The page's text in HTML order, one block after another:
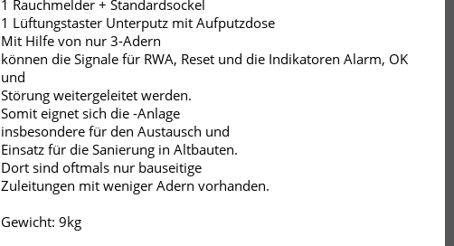
1 Rauchmelder + Standardsockel
1 Lüftungstaster Unterputz mit Aufputzdose
Mit Hilfe von nur 3-Adern
können die Signale für RWA, Reset und die Indikatoren Alarm, OK
und
Störung weitergeleitet werden.
Somit eignet sich die -Anlage
insbesondere für den Austausch und
Einsatz für die Sanierung in Altbauten.
Dort sind oftmals nur bauseitige
Zuleitungen mit weniger Adern vorhanden.
Gewicht: 9kg